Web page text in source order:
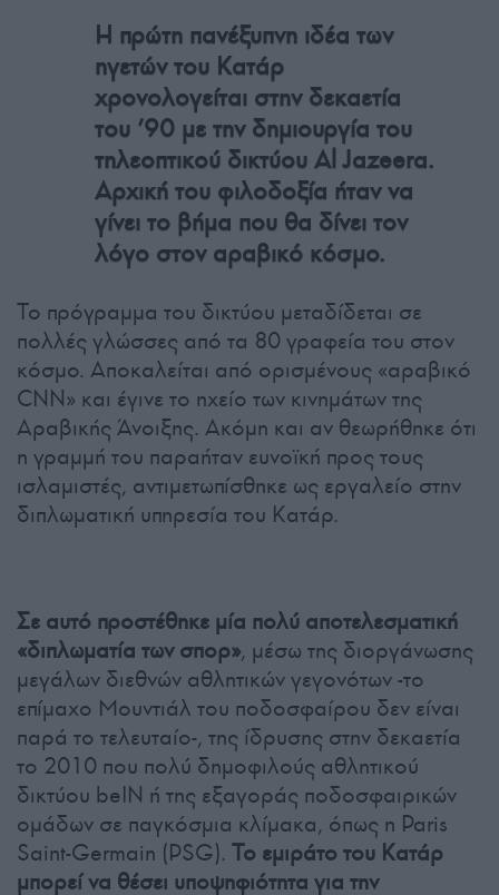
Η πρώτη πανέξυπνη ιδέα των
ηγετών του Κατάρ
χρονολογείται στην δεκαετία
του ’90 με την δημιουργία του
τηλεοπτικού δικτύου Al Jazeera.
Αρχική του φιλοδοξία ήταν να
γίνει το βήμα που θα δίνει τον
λόγο στον αραβικό κόσμο.
Το πρόγραμμα του δικτύου μεταδίδεται σε
πολλές γλώσσες από τα 80 γραφεία του στον
κόσμο. Αποκαλείται από ορισμένους «αραβικό
CNN» και έγινε το ηχείο των κινημάτων της
Αραβικής Άνοιξης. Ακόμη και αν θεωρήθηκε ότι
η γραμμή του παραήταν ευνοϊκή προς τους
ισλαμιστές, αντιμετωπίσθηκε ως εργαλείο στην
διπλωματική υπηρεσία του Κατάρ.
Σε αυτό προστέθηκε μία πολύ αποτελεσματική
«διπλωματία των σπορ», μέσω της διοργάνωσης
μεγάλων διεθνών αθλητικών γεγονότων -το
επίμαχο Μουντιάλ του ποδοσφαίρου δεν είναι
παρά το τελευταίο-, της ίδρυσης στην δεκαετία
το 2010 που πολύ δημοφιλούς αθλητικού
δικτύου beIN ή της εξαγοράς ποδοσφαιρικών
ομάδων σε παγκόσμια κλίμακα, όπως η Paris
Saint-Germain (PSG). Το εμιράτο του Κατάρ
μπορεί να θέσει υποψηφιότητα για την